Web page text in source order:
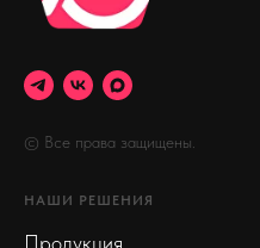
© Все права защищены.
НАШИ РЕШЕНИЯ
Продукция